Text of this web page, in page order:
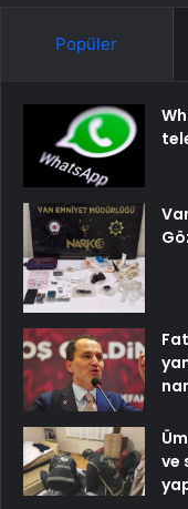
Popüler
ve